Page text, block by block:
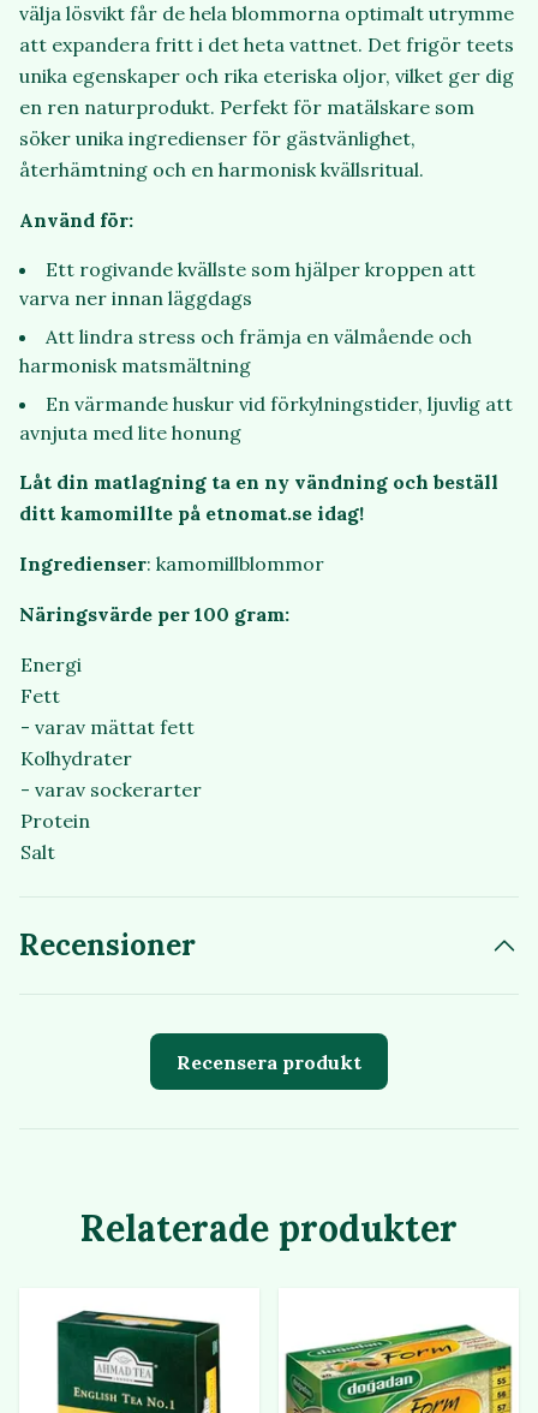
välja lösvikt får de hela blommorna optimalt utrymme
att expandera fritt i det heta vattnet. Det frigör teets
unika egenskaper och rika eteriska oljor, vilket ger dig
en ren naturprodukt. Perfekt för matälskare som
söker unika ingredienser för gästvänlighet,
återhämtning och en harmonisk kvällsritual.
Använd för:
Ett rogivande kvällste som hjälper kroppen att
varva ner innan läggdags
Att lindra stress och främja en välmående och
harmonisk matsmältning
En värmande huskur vid förkylningstider, ljuvlig att
avnjuta med lite honung
Låt din matlagning ta en ny vändning och beställ
ditt kamomillte på etnomat.se idag!
Ingredienser: kamomillblommor
Näringsvärde per 100 gram:
Energi
Fett
- varav mättat fett
Kolhydrater
- varav sockerarter
Protein
Salt
Recensioner
Recensera produkt
Relaterade produkter